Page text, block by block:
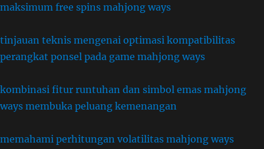
maksimum free spins mahjong ways
tinjauan teknis mengenai optimasi kompatibilitas
perangkat ponsel pada game mahjong ways
kombinasi fitur runtuhan dan simbol emas mahjong
ways membuka peluang kemenangan
memahami perhitungan volatilitas mahjong ways